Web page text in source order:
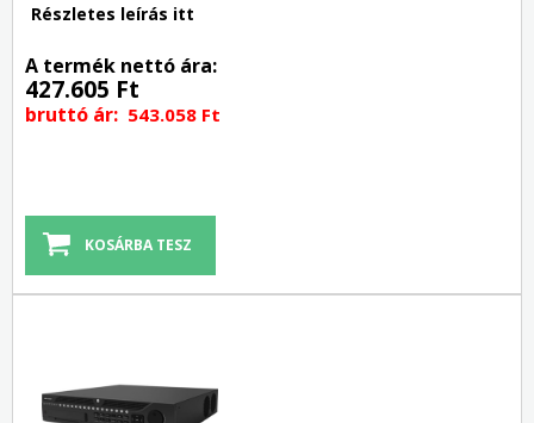
Részletes leírás itt
A termék nettó ára:
427.605 Ft
bruttó ár: 543.058 Ft